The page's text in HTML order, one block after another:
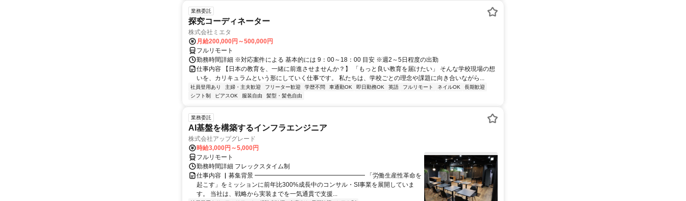
業務委託
探究コーディネーター
株式会社ミエタ
月給200,000円～500,000円
フルリモート
勤務時間詳細 ※対応案件による 基本的には 9：00～18：00 目安 ※週2～5日程度の出勤
仕事内容 【日本の教育を、一緒に前進させませんか？】 「もっと良い教育を届けたい」 そんな学校現場の想
いを、カリキュラムという形にしていく仕事です。 私たちは、学校ごとの理念や課題に向き合いながら...
社員登用あり 主婦・主夫歓迎 フリーター歓迎 学歴不問 車通勤OK 即日勤務OK 英語 フルリモート ネイルOK
長期歓迎
シフト制
ピアスOK 服装自由 髪型・髪色自由
業務委託
AI基盤を構築するインフラエンジニア
株式会社アップグレード
時給3,000円～5,000円
フルリモート
勤務時間詳細 フレックスタイム制
仕事内容 ▏募集背景 ━━━━━━━━━━━━━━━━━━ 「労働生産性革命を
起こす」をミッションに前年比300%成長中のコンサル・SI事業を展開していま
す。 当社は、戦略から実装までを一気通貫で支援...